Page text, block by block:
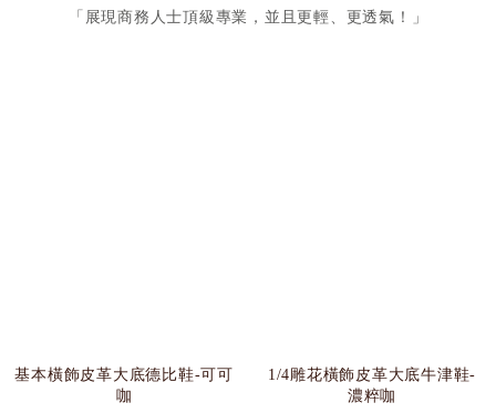
「展現商務人士頂級專業，並且更輕、更透氣！」
基本橫飾皮革大底德比鞋-可可
咖
1/4雕花橫飾皮革大底牛津鞋-
濃粹咖